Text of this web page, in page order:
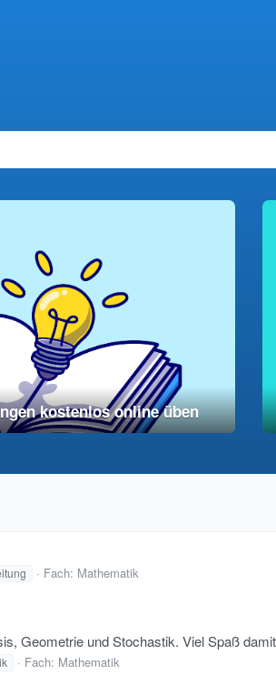
kostenlos online üben
Fach: Mathematik
Geometrie und Stochastik. Viel Spaß
Fach: Mathematik